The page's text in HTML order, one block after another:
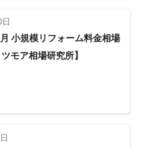
小規模リフォーム料金相場
モア相場研究所】